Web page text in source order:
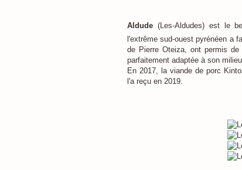
Aldude (Les-Aldudes) est le
l'extrême sud-ouest pyrénéen a
de Pierre Oteiza, ont permis de
parfaitement adaptée à son milieu.
En 2017, la viande de porc
l'a reçu en 2019.